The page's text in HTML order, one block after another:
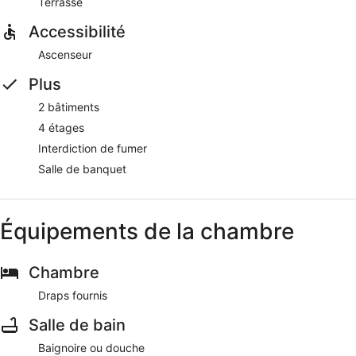
Accessibilité
Ascenseur
Plus
2 bâtiments
4 étages
Interdiction de fumer
Salle de banquet
Équipements de la chambre
Chambre
Draps fournis
Salle de bain
Baignoire ou douche